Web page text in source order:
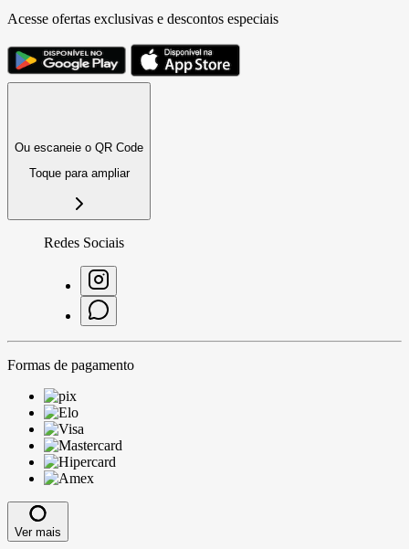
Acesse ofertas exclusivas e descontos especiais
Ou escaneie o QR Code
Toque para ampliar
Redes Sociais
Formas de pagamento
Ver mais